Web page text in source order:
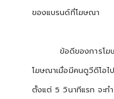
ของแบรนด์ที่โฆษณา
ข้อดีของการโฆ
โฆษณาเมื่อมีคนดูวีดีโอ
ตั้งแต่ 5 วินาทีแรก จะทำ